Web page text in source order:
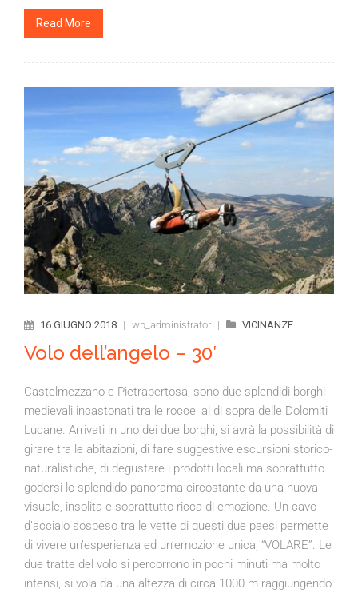
Read More
16 GIUGNO 2018 | wp_administrator | VICINANZE
Volo dell’angelo – 30′
Castelmezzano e Pietrapertosa, sono due splendidi borghi
medievali incastonati tra le rocce, al di sopra delle Dolomiti
Lucane. Arrivati in uno dei due borghi, si avrà la possibilità di
girare tra le abitazioni, di fare suggestive escursioni storico-
naturalistiche, di degustare i prodotti locali ma soprattutto
godersi lo splendido panorama circostante da una nuova
visuale, insolita e soprattutto ricca di emozione. Un cavo
d’acciaio sospeso tra le vette di questi due paesi permette
di vivere un’esperienza ed un’emozione unica, “VOLARE”. Le
due tratte del volo si percorrono in pochi minuti ma molto
intensi, si vola da una altezza di circa 1000 m raggiungendo